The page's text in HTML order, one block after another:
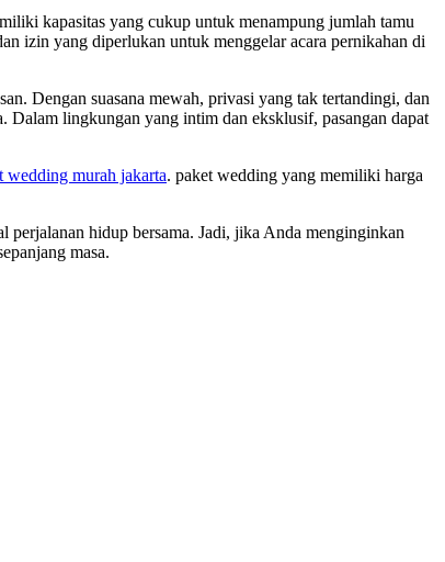
kapasitas yang cukup untuk menampung jumlah tamu
izin yang diperlukan untuk menggelar acara pernikahan di
Dengan suasana mewah, privasi yang tak tertandingi, dan
Dalam lingkungan yang intim dan eksklusif, pasangan dapat
wedding murah jakarta. paket wedding yang memiliki harga
perjalanan hidup bersama. Jadi, jika Anda menginginkan
masa.